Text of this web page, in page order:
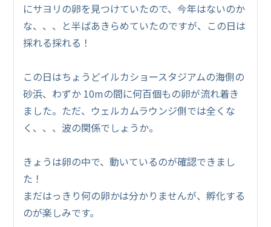
にサヨリの卵を見つけていたので、今年はないのか
な、、、と半ばあきらめていたのですが、この日は
採れる採れる！
この日はちょうどイルカショースタジアムの海側の
砂浜、わずか 10mの間に何百個もの卵が流れ着き
ました。ただ、ウェルカムラウンジ側では全くな
く、、、波の関係でしょうか。
きょうは卵の中で、動いているのが確認できまし
た！
まだはっきり何の卵かは分かりませんが、孵化する
のが楽しみです。